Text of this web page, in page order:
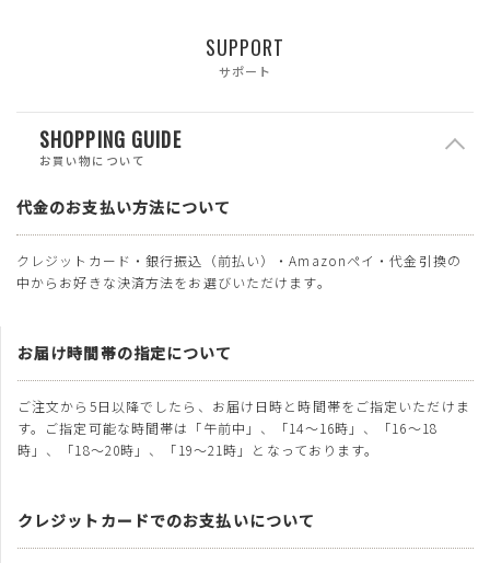
SUPPORT
サポート
SHOPPING GUIDE
お買い物について
代金のお支払い方法について
クレジットカード・銀行振込（前払い）・Amazonペイ・代金引換の
中からお好きな決済方法をお選びいただけます。
お届け時間帯の指定について
ご注文から5日以降でしたら、お届け日時と時間帯をご指定いただけま
す。ご指定可能な時間帯は「午前中」、「14～16時」、「16～18
時」、「18～20時」、「19～21時」となっております。
クレジットカードでのお支払いについて